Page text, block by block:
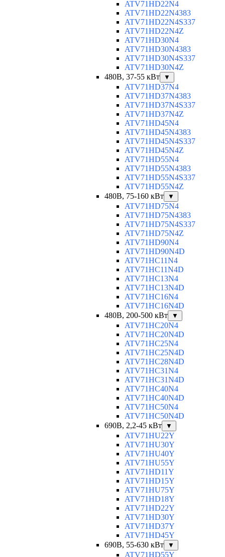
ATV71HD22N4
ATV71HD22N4383
ATV71HD22N4S337
ATV71HD22N4Z
ATV71HD30N4
ATV71HD30N4383
ATV71HD30N4S337
ATV71HD30N4Z
480В, 37-55 кВт
▼
ATV71HD37N4
ATV71HD37N4383
ATV71HD37N4S337
ATV71HD37N4Z
ATV71HD45N4
ATV71HD45N4383
ATV71HD45N4S337
ATV71HD45N4Z
ATV71HD55N4
ATV71HD55N4383
ATV71HD55N4S337
ATV71HD55N4Z
480В, 75-160 кВт
▼
ATV71HD75N4
ATV71HD75N4383
ATV71HD75N4S337
ATV71HD75N4Z
ATV71HD90N4
ATV71HD90N4D
ATV71HC11N4
ATV71HC11N4D
ATV71HC13N4
ATV71HC13N4D
ATV71HC16N4
ATV71HC16N4D
480В, 200-500 кВт
▼
ATV71HC20N4
ATV71HC20N4D
ATV71HC25N4
ATV71HC25N4D
ATV71HC28N4D
ATV71HC31N4
ATV71HC31N4D
ATV71HC40N4
ATV71HC40N4D
ATV71HC50N4
ATV71HC50N4D
690В, 2,2-45 кВт
▼
ATV71HU22Y
ATV71HU30Y
ATV71HU40Y
ATV71HU55Y
ATV71HD11Y
ATV71HD15Y
ATV71HU75Y
ATV71HD18Y
ATV71HD22Y
ATV71HD30Y
ATV71HD37Y
ATV71HD45Y
690В, 55-630 кВт
▼
ATV71HD55Y